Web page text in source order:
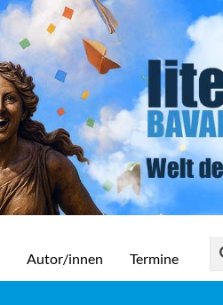
Autor/innen Termine